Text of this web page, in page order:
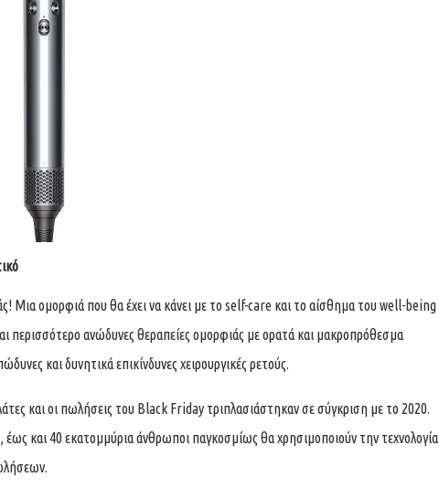
Μια ομορφιά που θα έχει να κάνει με το self-care και το αίσθημα του well-being
περισσότερο ανώδυνες θεραπείες ομορφιάς με ορατά και μακροπρόθεσμα
και δυνητικά επικίνδυνες χειρουργικές ρετούς.
και οι πωλήσεις του Black Friday τριπλασιάστηκαν σε σύγκριση με το 2020.
έως και 40 εκατομμύρια άνθρωποι παγκοσμίως θα χρησιμοποιούν την τεχνολογία